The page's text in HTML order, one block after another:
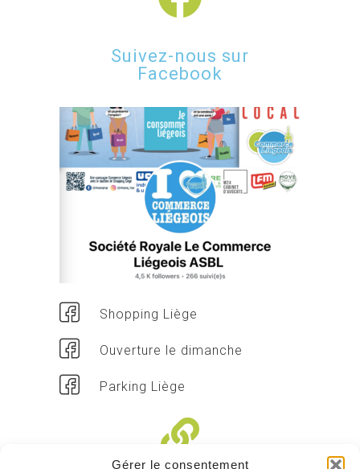
Gérer le consentement
Suivez-nous sur
Facebook
Shopping Liège
Ouverture le dimanche
Parking Liège